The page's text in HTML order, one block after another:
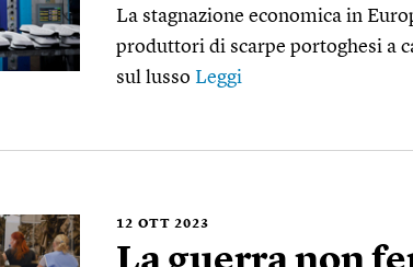
La stagnazione economica in
produttori di scarpe portoghesi a
sul lusso Leggi
12 OTT 2023